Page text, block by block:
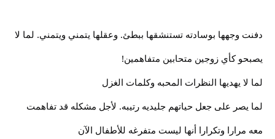
دفنت وجهها بوسادته تستنشقها ببطئ. وعقلها يتمني ويتمني. لما لا
يصبحو كأي زوجين متحابين متفاهمين!
لما لا يهديها النظرات المحبه وكلمات الغزل
لما يصر على جعل حياتهم جليديه رتيبه. لأجل مشكله قد تفاهمت
معه مرارا وتكرارا أنها ليست متفرغه للأطفال الآن